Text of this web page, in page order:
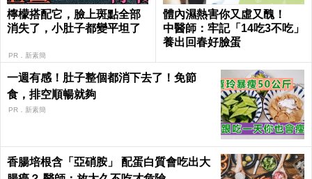
檸檬搭配它，臉上斑點全部
消失了，小肚子都變平坦了
PR．新素簡
體內濕熱害你又虛又醜！
中醫師：牢記「14吃3不吃」
養出回春好臉蛋
一週有感！肚子整個都消下去了！免節
食，排空順暢就夠
PR．新素簡
香腸培根含「亞硝胺」 配蛋白質會吃出大